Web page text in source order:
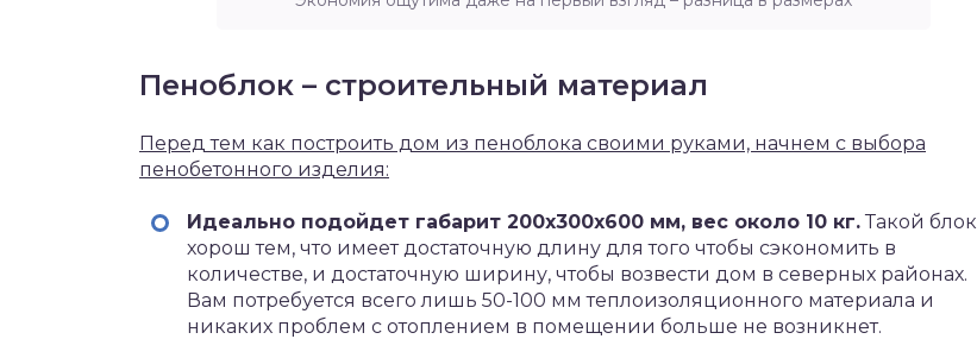
Пеноблок – строительный материал
Перед тем как построить дом из пеноблока своими руками, начнем с выбора
пенобетонного изделия:
Идеально подойдет габарит 200х300х600 мм, вес около 10 кг. Такой блок
хорош тем, что имеет достаточную длину для того чтобы сэкономить в
количестве, и достаточную ширину, чтобы возвести дом в северных районах.
Вам потребуется всего лишь 50-100 мм теплоизоляционного материала и
никаких проблем с отоплением в помещении больше не возникнет.